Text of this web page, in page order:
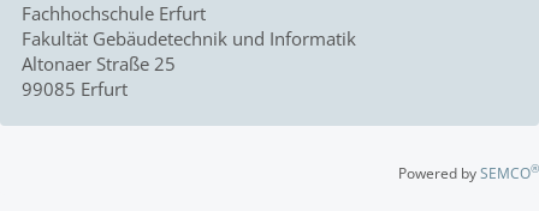
Fachhochschule Erfurt
Fakultät Gebäudetechnik und Informatik
Altonaer Straße 25
99085 Erfurt
Powered bySEMCO®